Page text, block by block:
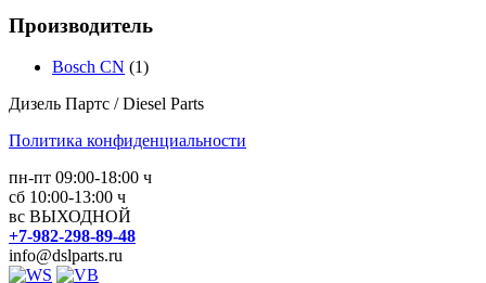
Производитель
Bosch CN (1)
Дизель Партс / Diesel Parts
Политика конфиденциальности
пн-пт 09:00-18:00 ч
сб 10:00-13:00 ч
вс ВЫХОДНОЙ
+7-982-298-89-48
info@dslparts.ru